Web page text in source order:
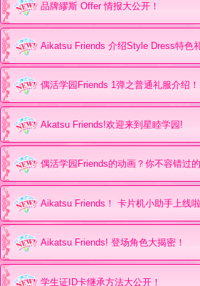
品牌繆斯 Offer 情报大公开！
Aikatsu Friends 介绍Style Dress特色
偶活学园Friends 1弹之普通礼服介绍！
Akatsu Friends!欢迎来到星睦学园!
偶活学园Friends的动画？你不容错过
Aikatsu Friends！ 卡片机小助手上线啦
Aikatsu Friends! 登场角色大揭密！
学生证ID卡继承方法大公开！